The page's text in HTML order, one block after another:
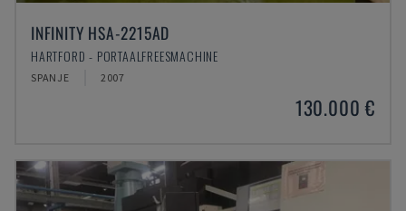
INFINITY HSA-2215AD
HARTFORD - PORTAALFREESMACHINE
SPANJE 2007
130.000 €